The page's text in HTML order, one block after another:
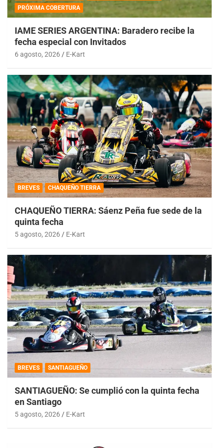
PRÓXIMA COBERTURA
IAME SERIES ARGENTINA: Baradero recibe la
fecha especial con Invitados
6 agosto, 2026 E-Kart
BREVES CHAQUEÑO TIERRA
CHAQUEÑO TIERRA: Sáenz Peña fue sede de la
quinta fecha
5 agosto, 2026 E-Kart
BREVES SANTIAGUEÑO
SANTIAGUEÑO: Se cumplió con la quinta fecha
en Santiago
5 agosto, 2026 E-Kart